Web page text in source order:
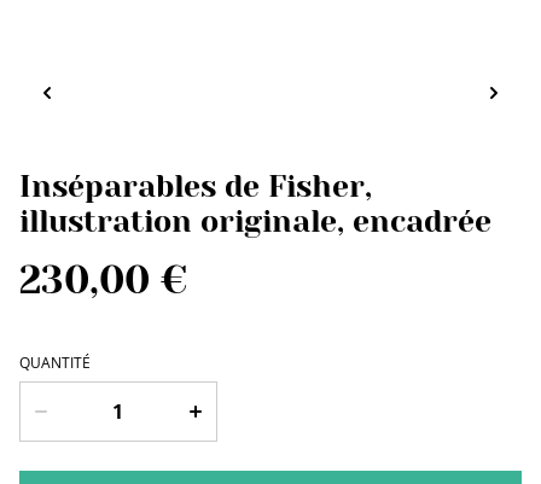
Inséparables de Fisher,
illustration originale, encadrée
230,00 €
QUANTITÉ